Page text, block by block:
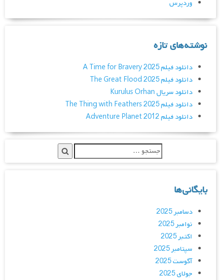
وردپرس
نوشته‌های تازه
دانلود فیلم A Time for Bravery 2025
دانلود فیلم The Great Flood 2025
دانلود سریال Kurulus Orhan
دانلود فیلم The Thing with Feathers 2025
دانلود فیلم Adventure Planet 2012
بایگانی‌ها
دسامبر 2025
نوامبر 2025
اکتبر 2025
سپتامبر 2025
آگوست 2025
جولای 2025